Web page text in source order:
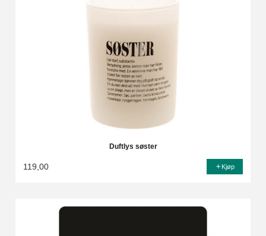
Duftlys søster
119,00 Kjøp